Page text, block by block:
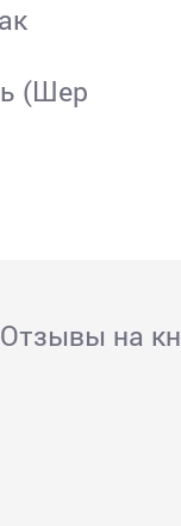
(Шер
Отзывы на